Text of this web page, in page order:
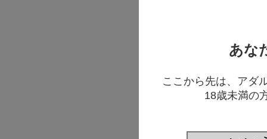
あな
ここから先は、アダ
18歳未満の